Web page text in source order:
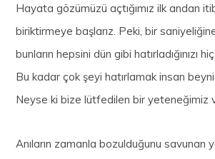
Hayata gözümüzü açtığımız ilk andan
biriktirmeye başlarız. Peki, bir
bunların hepsini dün gibi hatırladığınızı
Bu kadar çok şeyi hatırlamak insan
Neyse ki bize lütfedilen bir yeteneğimiz
Anıların zamanla bozulduğunu savunan